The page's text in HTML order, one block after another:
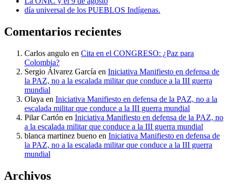
día universal de los PUEBLOS Indígenas.
Comentarios recientes
Carlos angulo en Cita en el CONGRESO: ¿Paz para
Colombia?
Sergio Álvarez García en Iniciativa Manifiesto en defensa de
la PAZ, no a la escalada militar que conduce a la III guerra
mundial
Olaya en Iniciativa Manifiesto en defensa de la PAZ, no a la
escalada militar que conduce a la III guerra mundial
Pilar Cartón en Iniciativa Manifiesto en defensa de la PAZ, no
a la escalada militar que conduce a la III guerra mundial
blanca martinez bueno en Iniciativa Manifiesto en defensa de
la PAZ, no a la escalada militar que conduce a la III guerra
mundial
Archivos